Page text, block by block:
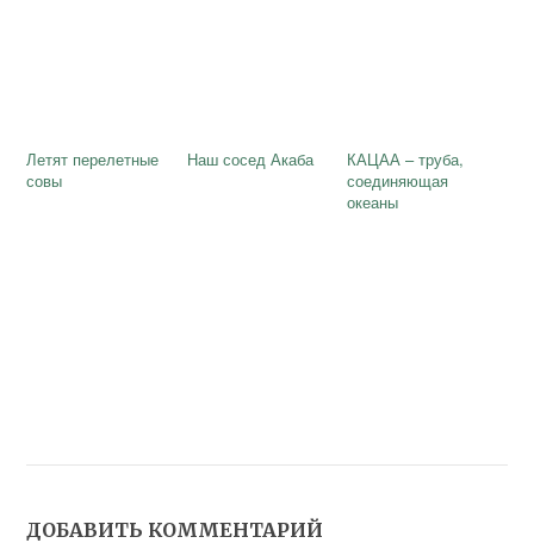
Летят перелетные
совы
Наш сосед Акаба
КАЦАА – труба,
соединяющая
океаны
ДОБАВИТЬ КОММЕНТАРИЙ